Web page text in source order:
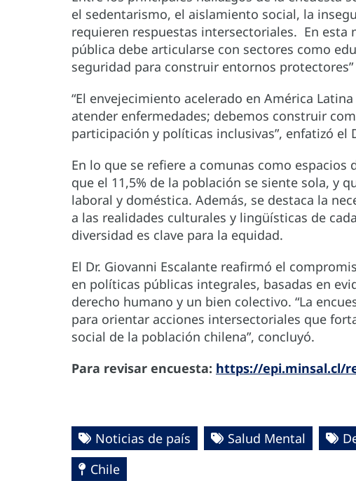
el sedentarismo, el aislamiento social, la
requieren respuestas intersectoriales. En esta
pública debe articularse con sectores como
seguridad para construir entornos protectores”
“El envejecimiento acelerado en América
atender enfermedades; debemos construir
participación y políticas inclusivas”, enfatizó el
En lo que se refiere a comunas como
que el 11,5% de la población se siente sola, y
laboral y doméstica. Además, se destaca la
a las realidades culturales y lingüísticas de
diversidad es clave para la equidad.
El Dr. Giovanni Escalante reafirmó el
en políticas públicas integrales, basadas en
derecho humano y un bien colectivo. “La
para orientar acciones intersectoriales que
social de la población chilena”, concluyó.
Para revisar encuesta: https://epi.minsal.cl/
Noticias de país Salud Mental
Chile